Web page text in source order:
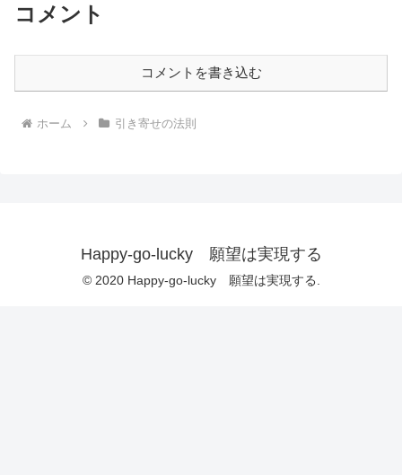
コメント
コメントを書き込む
ホーム 引き寄せの法則
Happy-go-lucky 願望は実現する
© 2020 Happy-go-lucky 願望は実現する.